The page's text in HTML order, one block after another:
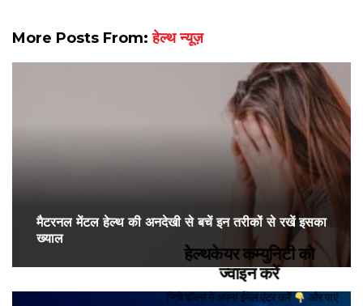
More Posts From:हेल्थ न्यूज़
मैटरनल मेंटल हेल्थ की अनदेखी से बचें इन तरीकों से रखें इसका
ख्याल
हेल्थकेयर कम्युनिटी को
ज्वाइन करें
निचे बॉक्स में अपना ईमेल एंटर करें
और पाएं